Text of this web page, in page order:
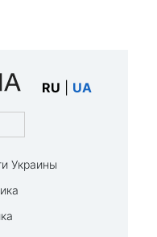
RU UA
Украины